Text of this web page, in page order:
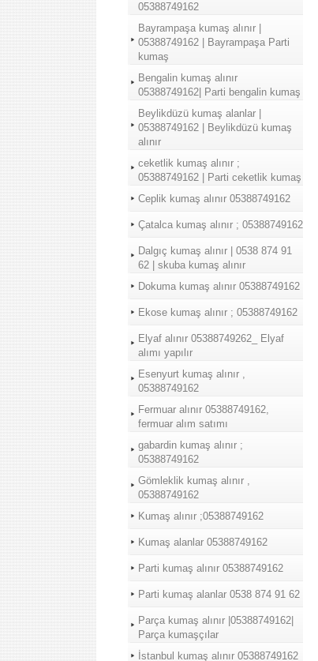
05388749162
Bayrampaşa kumaş alınır |
05388749162 | Bayrampaşa Parti
kumaş
Bengalin kumaş alınır
05388749162| Parti bengalin kumaş
Beylikdüzü kumaş alanlar |
05388749162 | Beylikdüzü kumaş
alınır
ceketlik kumaş alınır ;
05388749162 | Parti ceketlik kumaş
Ceplik kumaş alınır 05388749162
Çatalca kumaş alınır ; 05388749162
Dalgıç kumaş alınır | 0538 874 91
62 | skuba kumaş alınır
Dokuma kumaş alınır 05388749162
Ekose kumaş alınır ; 05388749162
Elyaf alınır 05388749262_ Elyaf
alımı yapılır
Esenyurt kumaş alınır ,
05388749162
Fermuar alınır 05388749162,
fermuar alım satımı
gabardin kumaş alınır ;
05388749162
Gömleklik kumaş alınır ,
05388749162
Kumaş alınır ;05388749162
Kumaş alanlar 05388749162
Parti kumaş alınır 05388749162
Parti kumaş alanlar 0538 874 91 62
Parça kumaş alınır |05388749162|
Parça kumaşçılar
İstanbul kumaş alınır 05388749162